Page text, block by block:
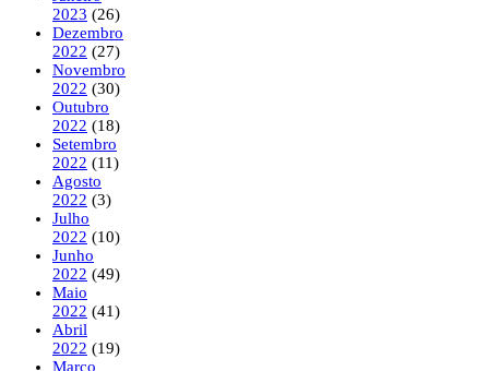
2023 (26)
Dezembro
2022 (27)
Novembro
2022 (30)
Outubro
2022 (18)
Setembro
2022 (11)
Agosto
2022 (3)
Julho
2022 (10)
Junho
2022 (49)
Maio
2022 (41)
Abril
2022 (19)
Março